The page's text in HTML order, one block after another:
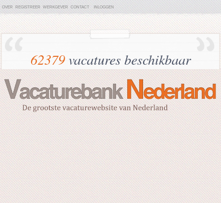
OVER REGISTREER WERKGEVER CONTACT INLOGGEN
62379vacatures beschikbaar